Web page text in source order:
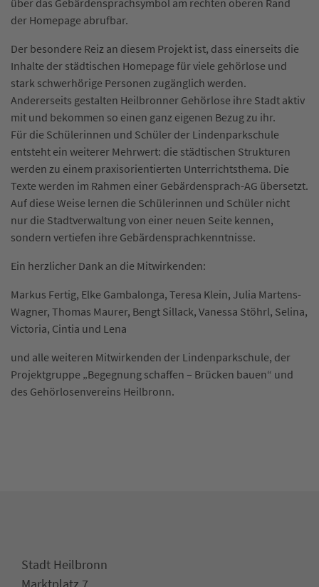
der Homepage abrufbar.
Der besondere Reiz an diesem Projekt ist, dass einerseits die
Inhalte der städtischen Homepage für viele gehörlose und
stark schwerhörige Personen zugänglich werden.
Andererseits gestalten Heilbronner Gehörlose ihre Stadt aktiv
mit und bekommen so einen ganz eigenen Bezug zu ihr.
Für die Schülerinnen und Schüler der Lindenparkschule
entsteht ein weiterer Mehrwert: die städtischen Strukturen
werden zu einem praxisorientierten Unterrichtsthema. Die
Texte werden im Rahmen einer Gebärdensprach-AG übersetzt.
Auf diese Weise lernen die Schülerinnen und Schüler nicht
nur die Stadtverwaltung von einer neuen Seite kennen,
sondern vertiefen ihre Gebärdensprachkenntnisse.
Ein herzlicher Dank an die Mitwirkenden:
Markus Fertig, Elke Gambalonga, Teresa Klein, Julia Martens-
Wagner, Thomas Maurer, Bengt Sillack, Vanessa Stöhrl, Selina,
Victoria, Cintia und Lena
und alle weiteren Mitwirkenden der Lindenparkschule, der
Projektgruppe „Begegnung schaffen – Brücken bauen“ und
des Gehörlosenvereins Heilbronn.
Stadt Heilbronn